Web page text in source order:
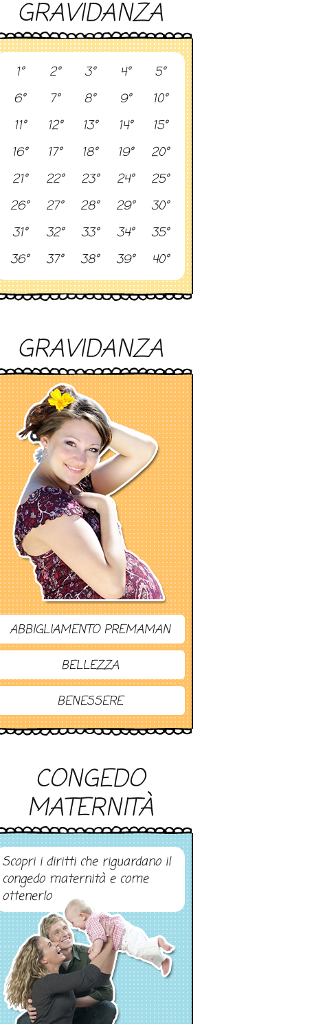
GRAVIDANZA
1° 2° 3° 4°
5°
6°
7° 8° 9°
10°
11°
12° 13° 14°
15°
16°
17° 18° 19°
20°
21°
22° 23° 24°
25°
26°
27° 28° 29°
30°
31°
32° 33° 34°
35°
36°
37° 38° 39° 40°
GRAVIDANZA
ABBIGLIAMENTO PREMAMAN
BELLEZZA
BENESSERE
CONGEDO
MATERNITÀ
Scopri i diritti che riguardano il
congedo maternità e come
ottenerlo